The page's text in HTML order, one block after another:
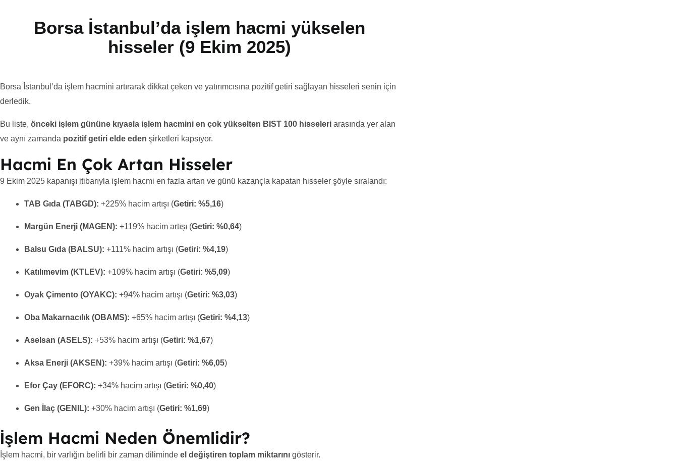
Borsa İstanbul’da işlem hacmi yükselen
hisseler (9 Ekim 2025)
Borsa İstanbul’da işlem hacmini artırarak dikkat çeken ve yatırımcısına pozitif getiri sağlayan hisseleri senin için
derledik.
Bu liste, önceki işlem gününe kıyasla işlem hacmini en çok yükselten BIST 100 hisseleri arasında yer alan
ve aynı zamanda pozitif getiri elde eden şirketleri kapsıyor.
Hacmi En Çok Artan Hisseler
9 Ekim 2025 kapanışı itibarıyla işlem hacmi en fazla artan ve günü kazançla kapatan hisseler şöyle sıralandı:
TAB Gıda (TABGD): +225% hacim artışı (Getiri: %5,16)
Margün Enerji (MAGEN): +119% hacim artışı (Getiri: %0,64)
Balsu Gıda (BALSU): +111% hacim artışı (Getiri: %4,19)
Katılımevim (KTLEV): +109% hacim artışı (Getiri: %5,09)
Oyak Çimento (OYAKC): +94% hacim artışı (Getiri: %3,03)
Oba Makarnacılık (OBAMS): +65% hacim artışı (Getiri: %4,13)
Aselsan (ASELS): +53% hacim artışı (Getiri: %1,67)
Aksa Enerji (AKSEN): +39% hacim artışı (Getiri: %6,05)
Efor Çay (EFORC): +34% hacim artışı (Getiri: %0,40)
Gen İlaç (GENIL): +30% hacim artışı (Getiri: %1,69)
İşlem Hacmi Neden Önemlidir?
İşlem hacmi, bir varlığın belirli bir zaman diliminde el değiştiren toplam miktarını gösterir.